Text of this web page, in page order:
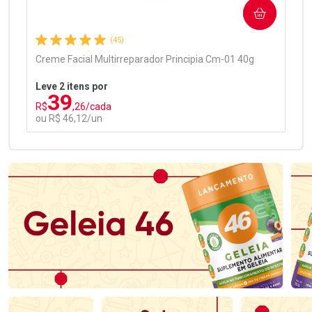
(45)
Creme Facial Multirreparador Principia Cm-01 40g
Leve 2 itens por
R$39,26/cada
ou R$ 46,12/un
COMPRAR
Laboratório
Ativar Desconto
Por Menos